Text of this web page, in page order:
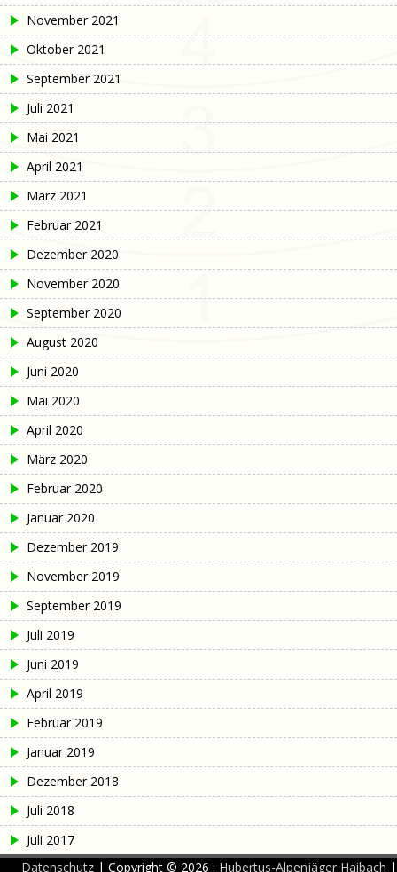
November 2021
Oktober 2021
September 2021
Juli 2021
Mai 2021
April 2021
März 2021
Februar 2021
Dezember 2020
November 2020
September 2020
August 2020
Juni 2020
Mai 2020
April 2020
März 2020
Februar 2020
Januar 2020
Dezember 2019
November 2019
September 2019
Juli 2019
Juni 2019
April 2019
Februar 2019
Januar 2019
Dezember 2018
Juli 2018
Juli 2017
Datenschutz | Copyright © 2026 : Hubertus-Alpenjäger Haibach |